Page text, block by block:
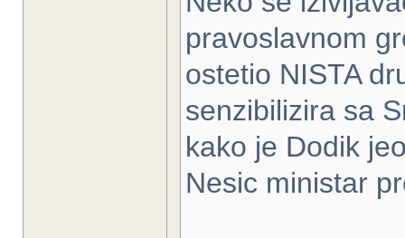
pravoslavnom
ostetio NISTA
senzibilizira sa
kako je Dodik
Nesic ministar